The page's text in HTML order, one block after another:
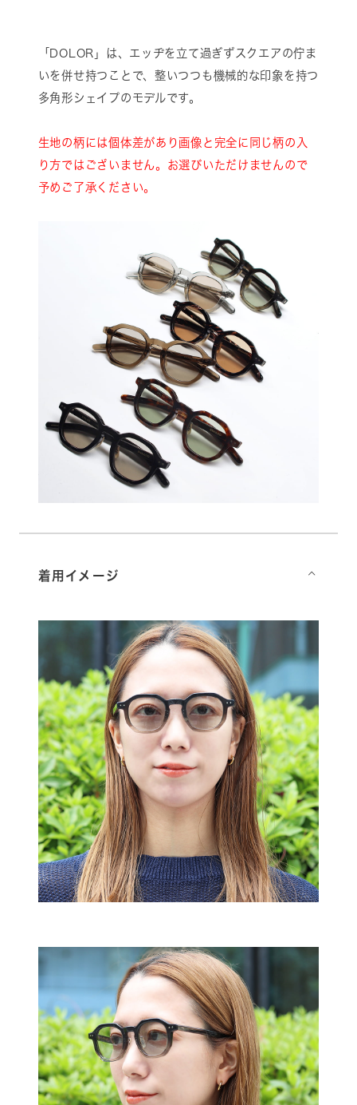
「DOLOR」は、エッヂを立て過ぎずスクエアの佇ま
いを併せ持つことで、整いつつも機械的な印象を持つ
多角形シェイプのモデルです。
生地の柄には個体差があり画像と完全に同じ柄の入
り方ではございません。お選びいただけませんので
予めご了承ください。
着用イメージ ⌵